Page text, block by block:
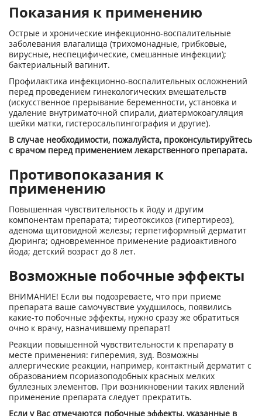
Показания к применению
Острые и хронические инфекционно-воспалительные
заболевания влагалища (трихомонадные, грибковые,
вирусные, неспецифические, смешанные инфекции);
бактериальный вагинит.
Профилактика инфекционно-воспалительных осложнений
перед проведением гинекологических вмешательств
(искусственное прерывание беременности, установка и
удаление внутриматочной спирали, диатермокоагуляция
шейки матки, гистеросальпингография и другие).
В случае необходимости, пожалуйста, проконсультируйтесь
с врачом перед применением лекарственного препарата.
Противопоказания к
применению
Повышенная чувствительность к йоду и другим
компонентам препарата; тиреотоксикоз (гипертиреоз),
аденома щитовидной железы; герпетиформный дерматит
Дюринга; одновременное применение радиоактивного
йода; детский возраст до 8 лет.
Возможные побочные эффекты
ВНИМАНИЕ! Если вы подозреваете, что при приеме
препарата ваше самочувствие ухудшилось, появились
какие-то побочные эффекты, нужно сразу же обратиться
очно к врачу, назначившему препарат!
Реакции повышенной чувствительности к препарату в
месте применения: гиперемия, зуд. Возможны
аллергические реакции, например, контактный дерматит с
образованием псориазоподобных красных мелких
буллезных элементов. При возникновении таких явлений
применение препарата следует прекратить.
Если у Вас отмечаются побочные эффекты, указанные в